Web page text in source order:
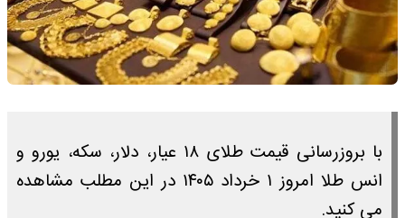
با بروزرسانی قیمت طلای ۱۸ عیار، دلار، سکه، یورو و
انس طلا امروز ۱ خرداد ۱۴۰۵ در این مطلب مشاهده
می کنید.